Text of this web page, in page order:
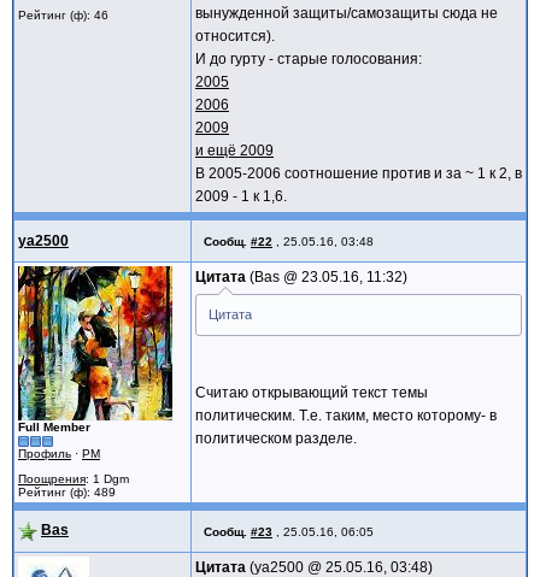
Рейтинг (ф): 46
вынужденной защиты/самозащиты сюда не
относится).
И до гурту - старые голосования:
2005
2006
2009
и ещё 2009
В 2005-2006 соотношение против и за ~ 1 к 2, в
2009 - 1 к 1,6.
ya2500 Сообщ. #22 25.05.16, 03:48
Full Member
Профиль · PM
Поощрения: 1 Dgm
Рейтинг (ф): 489
Цитата Bas @ 23.05.16, 11:32
Цитата
Считаю открывающий текст темы
политическим. Т.е. таким, место которому- в
политическом разделе.
Bas Сообщ. #23 25.05.16, 06:05
Цитата ya2500 @ 25.05.16, 03:48